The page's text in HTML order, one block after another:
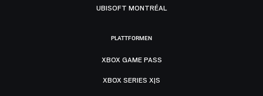
UBISOFT MONTRÉAL
PLATTFORMEN
XBOX GAME PASS
XBOX SERIES X|S